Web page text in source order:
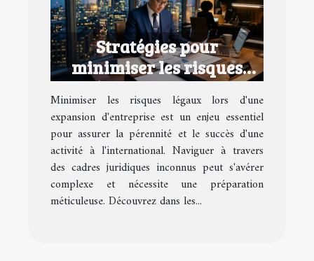
Stratégies pour
minimiser les risques
légaux lors d'une
expansion d'entreprise
Minimiser les risques légaux lors d'une
expansion d'entreprise est un enjeu essentiel
pour assurer la pérennité et le succès d'une
activité à l'international. Naviguer à travers
des cadres juridiques inconnus peut s'avérer
complexe et nécessite une préparation
méticuleuse. Découvrez dans les...